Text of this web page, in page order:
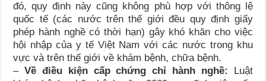
đó, quy định này cũng không phù hợp với thông lệ
quốc tế (các nước trên thế giới đều quy định giấy
phép hành nghề có thời hạn) gây khó khăn cho việc
hội nhập của y tế Việt Nam với các nước trong khu
vực và trên thế giới về khám bệnh, chữa bệnh.
–Về điều kiện cấp chứng chỉ hành nghề:
Luật